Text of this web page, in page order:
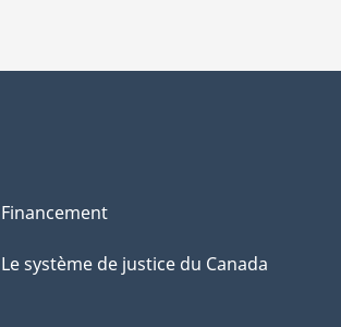
Financement
Le système de justice du Canada